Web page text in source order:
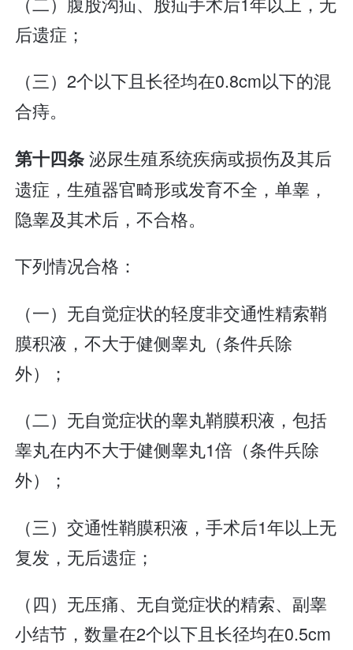
后遗症；
（三）2个以下且长径均在0.8cm以下的混
合痔。
第十四条泌尿生殖系统疾病或损伤及其后
遗症，生殖器官畸形或发育不全，单睾，
隐睾及其术后，不合格。
下列情况合格：
（一）无自觉症状的轻度非交通性精索鞘
膜积液，不大于健侧睾丸（条件兵除
外）；
（二）无自觉症状的睾丸鞘膜积液，包括
睾丸在内不大于健侧睾丸1倍（条件兵除
外）；
（三）交通性鞘膜积液，手术后1年以上无
复发，无后遗症；
（四）无压痛、无自觉症状的精索、副睾
小结节，数量在2个以下且长径均在0.5cm